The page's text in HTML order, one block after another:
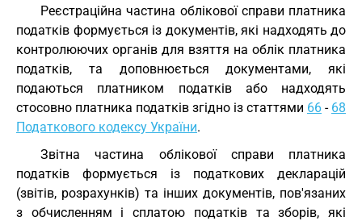
Реєстраційна частина облікової справи платника
податків формується із документів, які надходять до
контролюючих органів для взяття на облік платника
податків, та доповнюється документами, які
подаються платником податків або надходять
стосовно платника податків згідно із статтями 66 - 68
Податкового кодексу України.
Звітна частина облікової справи платника
податків формується із податкових декларацій
(звітів, розрахунків) та інших документів, пов'язаних
з обчисленням і сплатою податків та зборів, які